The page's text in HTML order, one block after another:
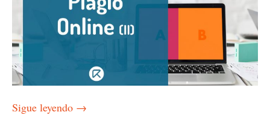
Sigue leyendo →